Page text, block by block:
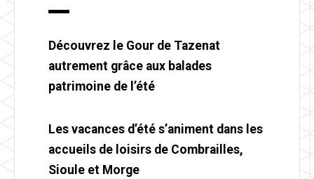
Découvrez le Gour de Tazenat
autrement grâce aux balades
patrimoine de l’été
Les vacances d’été s’animent dans les
accueils de loisirs de Combrailles,
Sioule et Morge